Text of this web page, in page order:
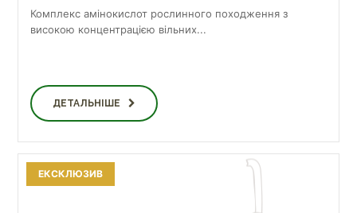
Комплекс амінокислот рослинного походження з
високою концентрацією вільних...
ДЕТАЛЬНІШЕ
ЕКСКЛЮЗИВ